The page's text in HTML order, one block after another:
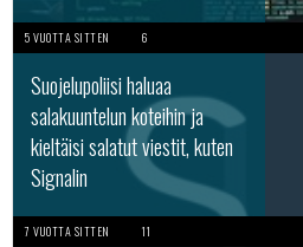
5 VUOTTA SITTEN 6
Suojelupoliisi haluaa
salakuuntelun koteihin ja
kieltäisi salatut viestit, kuten
Signalin
7 VUOTTA SITTEN 11